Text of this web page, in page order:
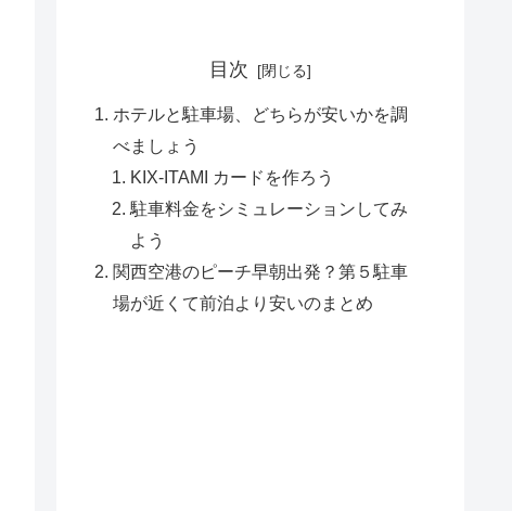
目次
ホテルと駐車場、どちらが安いかを調
べましょう
KIX-ITAMI カードを作ろう
駐車料金をシミュレーションしてみ
よう
関西空港のピーチ早朝出発？第５駐車
場が近くて前泊より安いのまとめ